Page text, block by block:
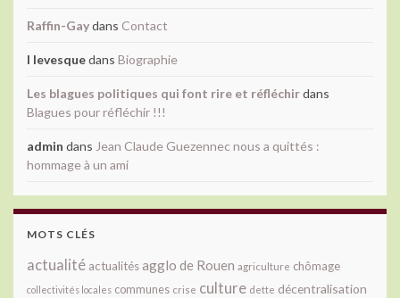
Raffin-Gaydans Contact
l levesquedans Biographie
Les blagues politiques qui font rire et réfléchirdans
Blagues pour réfléchir !!!
admin dans Jean Claude Guezennec nous a quittés :
hommage à un ami
MOTS CLÉS
actualité actualitésagglo de Rouen agriculture chômage
collectivités locales communes crise culture dette décentralisation